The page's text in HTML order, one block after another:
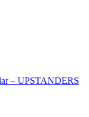
– UPSTANDERS